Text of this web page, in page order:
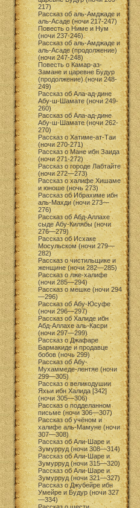
217)
Рассказ об аль-Амджаде и
аль-Асаде (ночи 217-247)
Повесть о Ниме и Нум
(ночи 237-246)
Рассказ об аль-Амджаде и
аль-Асаде (продолжение)
(ночи 247-248)
Повесть о Камар-аз-
Замане и царевне Будур
(продолжение) (ночи 248-
249)
Рассказ об Ала-ад-дине
Абу-ш-Шамате (ночи 249-
260)
Рассказ об Ала-ад-дине
Абу-ш-Шамате (ночи 262-
270)
Рассказ о Хатиме-ат-Таи
(ночи 270-271)
Рассказ о Мане ибн Заида
(ночи 271-272)
Рассказ о городе Лабтайте
(ночи 272—273)
Рассказ о халифе Хишаме
и юноше (ночь 273)
Рассказ об Ибрахиме ибн
аль-Махди (ночи 273—
276)
Рассказ об Абд-Аллахе
сыде Абу-Килябы (ночи
276—279)
Рассказ об Исхаке
Мосульском (ночи 279—
282)
Рассказ о чистильщике и
женщине (ночи 282—285)
Рассказ о лже-халифе
(ночи 285—294)
Рассказ о мешке (ночи 294
—296)
Рассказ об Абу-Юсуфе
(ночи 296—297)
Рассказ об Халиде ибн
Абд-Аллахе аль-Касри
(ночи 297—299)
Рассказ о Джафаре
Бармакиде и продавце
бобов (ночь 299)
Рассказ об Абу-
Мухаммеде-лентяе (ночи
299—305)
Рассказ о великодушии
Яхьи ибн Халида [342]
(ночи 305—306)
Рассказ о подделанном
письме (ночи 306—307)
Рассказ об учёном и
халифе аль-Мамуне (ночи
307—308)
Рассказ об Али-Шаре и
Зумурруд (ночи 308—314)
Рассказ об Али-Шаре и
Зумурруд (ночи 315—320)
Рассказ об Али-Шаре и
Зумурруд (ночи 321—327)
Рассказ о Джубейре ибн
Умейре и Будур (ночи 327
—334)